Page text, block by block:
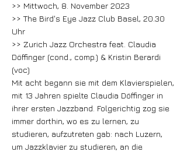
>> Mittwoch, 8. November 2023
>> The Bird's Eye Jazz Club Basel, 20.30
Uhr
>> Zurich Jazz Orchestra feat. Claudia
Döffinger (cond., comp.) & Kristin Berardi
(voc)
Mit acht begann sie mit dem Klavierspielen,
mit 13 Jahren spielte Claudia Döffinger in
ihrer ersten Jazzband. Folgerichtig zog sie
immer dorthin, wo es zu lernen, zu
studieren, aufzutreten gab: nach Luzern,
um Jazzklavier zu studieren, an die